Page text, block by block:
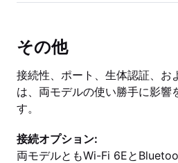
その他
接続性、ポート、生体認証、お
は、両モデルの使い勝手に影響
す。
接続オプション:
両モデルともWi-Fi 6Eと